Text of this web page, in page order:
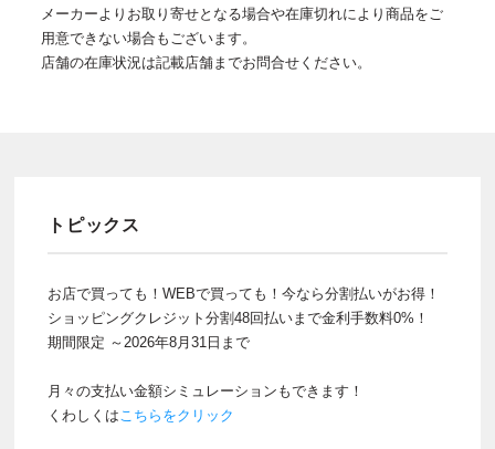
メーカーよりお取り寄せとなる場合や在庫切れにより商品をご
用意できない場合もございます。
店舗の在庫状況は記載店舗までお問合せください。
トピックス
お店で買っても！WEBで買っても！今なら分割払いがお得！
ショッピングクレジット分割48回払いまで金利手数料0%！
期間限定 ～2026年8月31日まで
月々の支払い金額シミュレーションもできます！
くわしくはこちらをクリック